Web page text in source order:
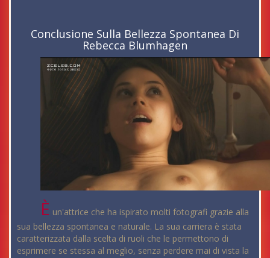
Conclusione Sulla Bellezza Spontanea Di
Rebecca Blumhagen
È un'attrice che ha ispirato molti fotografi grazie alla
sua bellezza spontanea e naturale. La sua carriera è stata
caratterizzata dalla scelta di ruoli che le permettono di
esprimere se stessa al meglio, senza perdere mai di vista la